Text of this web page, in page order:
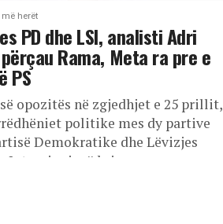
më herët
PD dhe LSI, analisti Adri
Rama, Meta ra pre e
PS
opozitës në zgjedhjet e 25 prillit,
politike mes dy partive
Demokratike dhe Lëvizjes
Integrim janë krisur....